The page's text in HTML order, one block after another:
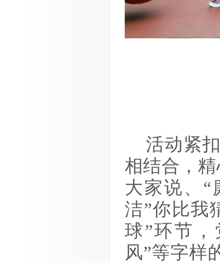
活动紧
相结合，
大家说、 “
洁”你比我
球”环节，
风”等字样